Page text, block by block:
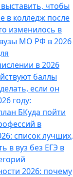
чтобы
в колледж после
изменилось в
МО РФ в 2026
в 2026
баллы
если он
году:
БКуда пойти
в
список лучших,
в вуз без ЕГЭ в
2026: почему